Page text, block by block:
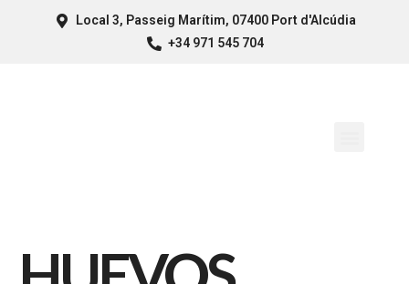
Local 3, Passeig Marítim, 07400 Port d'Alcúdia
+34 971 545 704